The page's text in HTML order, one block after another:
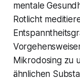
mentale
Rotlicht
Mikrodosing zu
ähnlichen